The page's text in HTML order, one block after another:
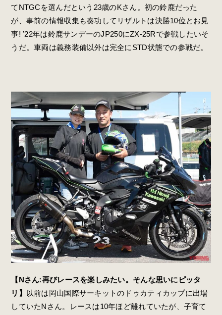
てNTGCを選んだという23歳のKさん。初の鈴鹿だった
が、事前の情報収集も奏功してリザルトは決勝10位とお見
事! ’22年は鈴鹿サンデーのJP250にZX-25Rで参戦したいそ
うだ。車両は義務装備以外は完全にSTD状態での参戦だ。
【Nさん:再びレースを楽しみたい。そんな思いにピッタ
リ】
以前は岡山国際サーキットのドゥカティカップに出場
していたNさん。レースは10年ほど離れていたが、子育て